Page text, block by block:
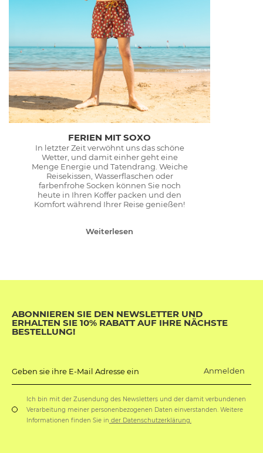
FERIEN MIT SOXO
In letzter Zeit verwöhnt uns das schöne
Wetter, und damit einher geht eine
Menge Energie und Tatendrang. Weiche
Reisekissen, Wasserflaschen oder
farbenfrohe Socken können Sie noch
heute in Ihren Koffer packen und den
Komfort während Ihrer Reise genießen!
Weiterlesen
ABONNIEREN SIE DEN NEWSLETTER UND
ERHALTEN SIE 10% RABATT AUF IHRE NÄCHSTE
BESTELLUNG!
Geben sie ihre E-Mail Adresse ein Anmelden
Ich bin mit der Zusendung des Newsletters und der damit verbundenen
Verarbeitung meiner personenbezogenen Daten einverstanden. Weitere
Informationen finden Sie in der Datenschutzerklärung.